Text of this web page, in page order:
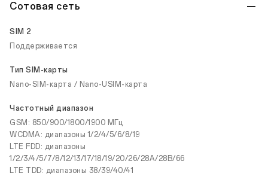
Сотовая сеть
SIM 2
Поддерживается
Тип SIM-карты
Nano-SIM-карта / Nano-USIM-карта
Частотный диапазон
GSM: 850/900/1800/1900 МГц
WCDMA: диапазоны 1/2/4/5/6/8/19
LTE FDD: диапазоны
1/2/3/4/5/7/8/12/13/17/18/19/20/26/28A/28B/66
LTE TDD: диапазоны 38/39/40/41